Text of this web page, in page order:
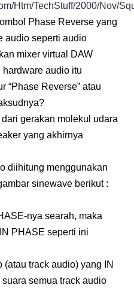
Htm/TechStuff/2000/Nov/
Phase Reverse yang
audio seperti audio
mixer virtual DAW
hardware audio itu
“Phase Reverse” atau
gerakan molekul udara
yang akhirnya
diihitung menggunakan
sinewave berikut :
nya searah, maka
PHASE seperti ini
track audio) yang IN
semua track audio